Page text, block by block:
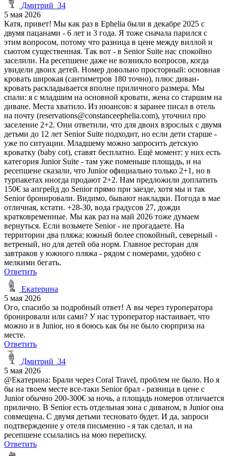
Дмитрий_34
5 мая 2026
Катя, привет! Мы как раз в Ephelia были в декабре 2025 с
двумя пацанами - 6 лет и 3 года. Я тоже сначала парился с
этим вопросом, потому что разница в цене между виллой и
сьютом существенная. Так вот - в Senior Suite нас спокойно
заселили. На ресепшене даже не возникло вопросов, когда
увидели двоих детей. Номер довольно просторный: основная
кровать широкая (сантиметров 180 точно), плюс диван-
кровать раскладывается вполне приличного размера. Мы
спали: я с младшим на основной кровати, жена со старшим на
диване. Места хватило. Из нюансов: я заранее писал в отель
на почту (reservations@constanceephelia.com), уточнил про
заселение 2+2. Они ответили, что для двоих взрослых с двумя
детьми до 12 лет Senior Suite подходит, но если дети старше -
уже по ситуации. Младшему можно запросить детскую
кроватку (baby cot), ставят бесплатно. Ещё момент: у них есть
категория Junior Suite - там уже поменьше площадь, и на
ресепшене сказали, что Junior официально только 2+1, но в
турпакетах иногда продают 2+2. Нам предложили доплатить
150€ за апгрейд до Senior прямо при заезде, хотя мы и так
Senior бронировали. Видимо, бывают накладки. Погода в мае
отличная, кстати. +28-30, вода градусов 27, дожди
кратковременные. Мы как раз на май 2026 тоже думаем
вернуться. Если возьмете Senior - не прогадаете. На
территории два пляжа: южный более спокойный, северный -
ветреный, но для детей оба норм. Главное ресторан для
завтраков у южного пляжа - рядом с номерами, удобно с
мелкими бегать.
Ответить
Екатерина
5 мая 2026
Ого, спасибо за подробный ответ! А вы через туроператора
бронировали или сами? У нас туроператор настаивает, что
можно и в Junior, но я боюсь как бы не было сюрприза на
месте.
Ответить
Дмитрий_34
5 мая 2026
@Екатерина: Брали через Coral Travel, проблем не было. Но я
бы на твоем месте все-таки Senior брал - разница в цене с
Junior обычно 200-300€ за ночь, а площадь номеров отличается
прилично. В Senior есть отдельная зона с диваном, в Junior она
совмещена. С двумя детьми тесновато будет. И да, запроси
подтверждение у отеля письменно - я так сделал, и на
ресепшене ссылались на мою переписку.
Ответить